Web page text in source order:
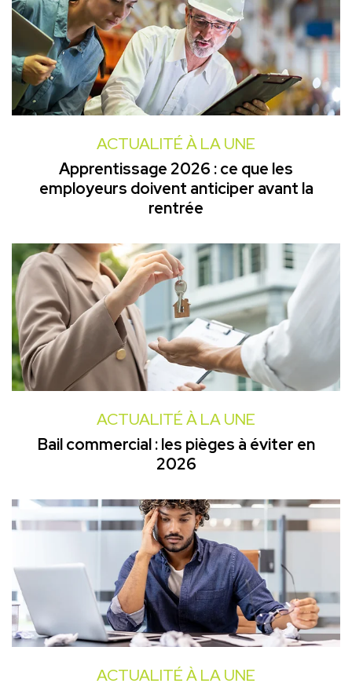
ACTUALITÉ À LA UNE
Apprentissage 2026 : ce que les
employeurs doivent anticiper avant la
rentrée
ACTUALITÉ À LA UNE
Bail commercial : les pièges à éviter en
2026
ACTUALITÉ À LA UNE